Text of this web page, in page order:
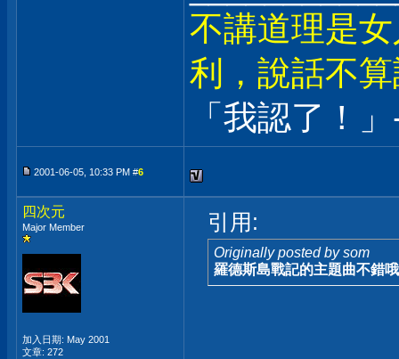
不講道理是
利，說話不
「我認了！
2001-06-05, 10:33 PM #6
四次元
Major Member
加入日期: May 2001
文章: 272
引用:
Originally posted by som
羅德斯島戰記的主題曲不錯哦